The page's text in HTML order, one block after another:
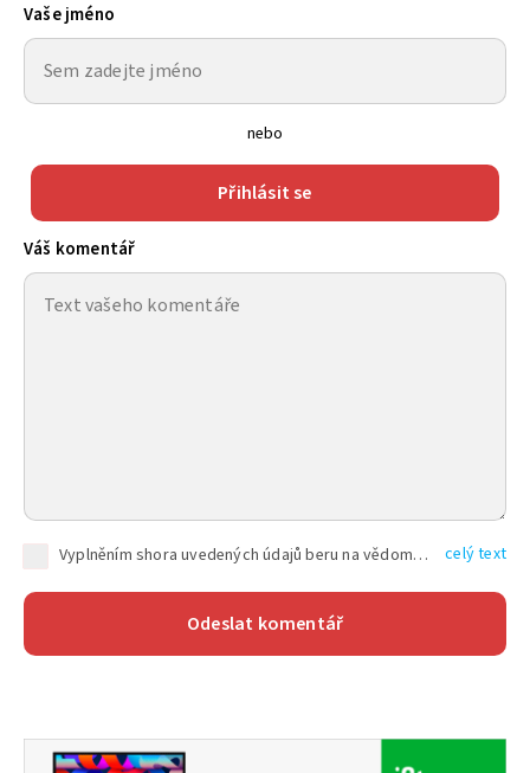
Vaše jméno
nebo
Přihlásit se
Váš komentář
Vyplněním shora uvedených údajů beru na vědomí, že společnost TEXT FACTORY s.r.o., sídlem Brno, Durďákova 336/29, Černá Pole, PSČ: 613 00, IČ: 06157831, zapsané u Krajského soudu v Brně, oddíl C, vložka 100399, bude zpracovávat mé osobní údaje uvedené v rámci mnou vyplněného registračního formuláře na základě oprávněných zájmů TEXT FACTORY s.r.o. dle čl. 6 odst. 1 písm. f) GDPR a pro splnění právních povinností (čl. 6 odst. 1 písm. c) GDPR), a to pro tyto účely: nezbytnost zajistit oprávnění návštěvníka webových stránek provozovaných společností TEXT FACTORY s.r.o. přispívat aktivně ke zveřejněným článkům nebo v rámci diskusních fór a výkon práv TEXT FACTORY s.r.o. jako administrátora těchto diskusních fór. Více informací o zpracování osobních údajů a právech lze nalézt v celý text